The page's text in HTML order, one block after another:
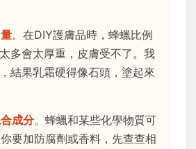
。在DIY護膚品時，蜂蠟比例
多會太厚重，皮膚受不了。我
結果乳霜硬得像石頭，塗起來
成分。蜂蠟和某些化學物質可
要加防腐劑或香料，先查查相